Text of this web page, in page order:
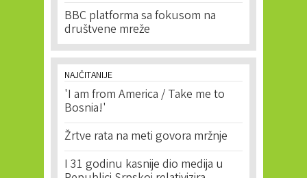
BBC platforma sa fokusom na
društvene mreže
NAJČITANIJE
'I am from America / Take me to
Bosnia!'
Žrtve rata na meti govora mržnje
I 31 godinu kasnije dio medija u